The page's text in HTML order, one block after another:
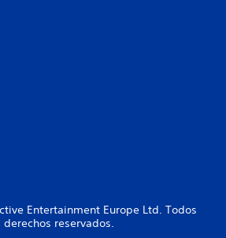
Entertainment Europe Ltd. Todos
derechos reservados.